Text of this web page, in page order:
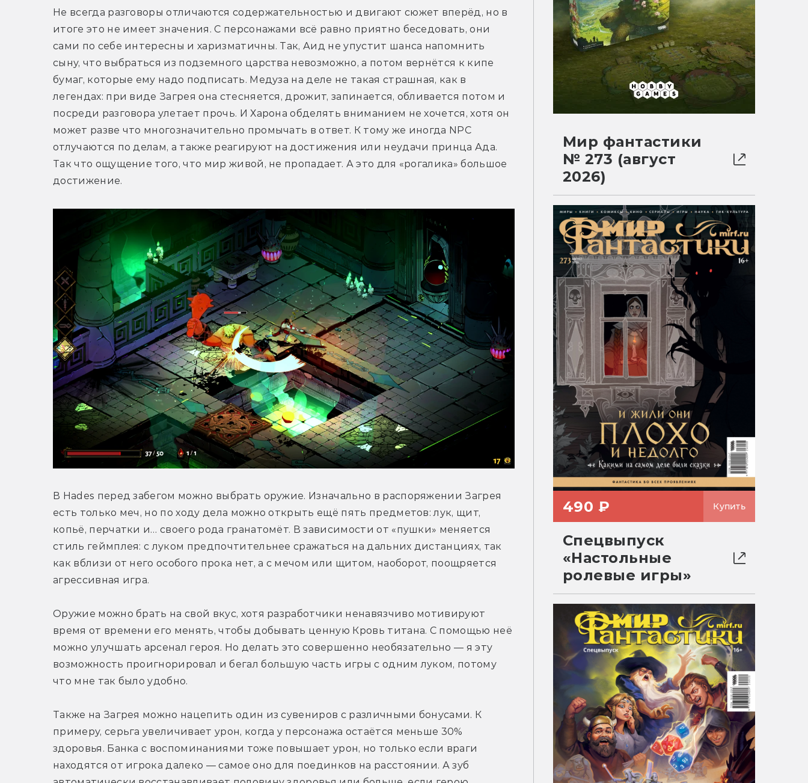
Не всегда разговоры отличаются содержательностью и двигают сюжет вперёд, но в
итоге это не имеет значения. С персонажами всё равно приятно беседовать, они
сами по себе интересны и харизматичны. Так, Аид не упустит шанса напомнить
сыну, что выбраться из подземного царства невозможно, а потом вернётся к кипе
бумаг, которые ему надо подписать. Медуза на деле не такая страшная, как в
легендах: при виде Загрея она стесняется, дрожит, запинается, обливается потом и
посреди разговора улетает прочь. И Харона обделять вниманием не хочется, хотя он
может разве что многозначительно промычать в ответ. К тому же иногда NPC
отлучаются по делам, а также реагируют на достижения или неудачи принца Ада.
Так что ощущение того, что мир живой, не пропадает. А это для «рогалика» большое
достижение.
В Hades перед забегом можно выбрать оружие. Изначально в распоряжении Загрея
есть только меч, но по ходу дела можно открыть ещё пять предметов: лук, щит,
копьё, перчатки и… своего рода гранатомёт. В зависимости от «пушки» меняется
стиль геймплея: с луком предпочтительнее сражаться на дальних дистанциях, так
как вблизи от него особого прока нет, а с мечом или щитом, наоборот, поощряется
агрессивная игра.
Оружие можно брать на свой вкус, хотя разработчики ненавязчиво мотивируют
время от времени его менять, чтобы добывать ценную Кровь титана. С помощью неё
можно улучшать арсенал героя. Но делать это совершенно необязательно — я эту
возможность проигнорировал и бегал большую часть игры с одним луком, потому
что мне так было удобно.
Также на Загрея можно нацепить один из сувениров с различными бонусами. К
примеру, серьга увеличивает урон, когда у персонажа остаётся меньше 30%
здоровья. Банка с воспоминаниями тоже повышает урон, но только если враги
находятся от игрока далеко — самое оно для поединков на расстоянии. А зуб
Мир фантастики
№ 273 (август
2026)
490 ₽ Купить
Спецвыпуск
«Настольные
ролевые игры»